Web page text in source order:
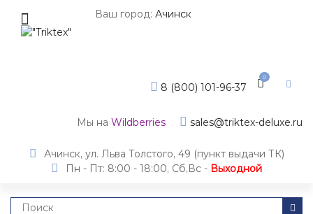
Ваш город: Ачинск
0
8 (800) 101-96-37
sales@triktex-deluxe.ru
Мы на Wildberries
Ачинск, ул. Льва Толстого, 49 (пункт выдачи ТК)
Пн - Пт: 8:00 - 18:00, Сб,Вс - Выходной